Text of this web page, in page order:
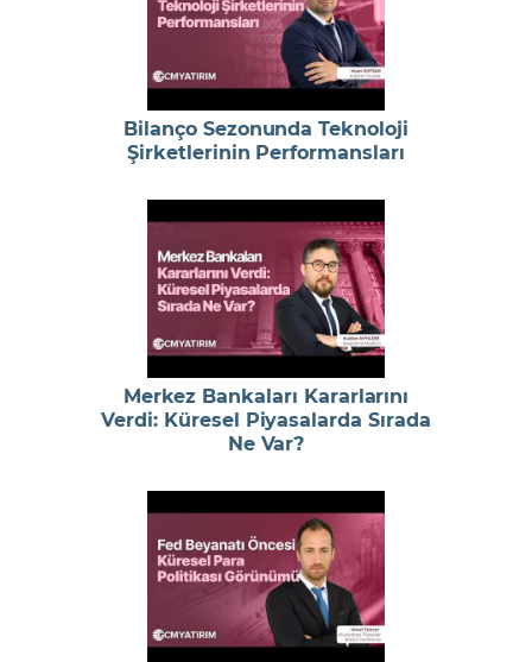
Bilanço Sezonunda Teknoloji
Şirketlerinin Performansları
Merkez Bankaları Kararlarını
Verdi: Küresel Piyasalarda Sırada
Ne Var?